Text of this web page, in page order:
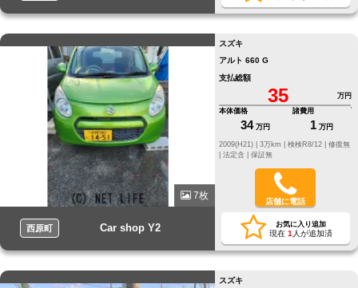
7枚
西原町 Car shop Y2
スズキ
アルト 660 G
支払総額
35
万円
本体価格
34 万円
諸費用
1 万円
修復無
法定含 | 保証無
店舗に電話
お気に入り追加
現在 1 人が追加済
スズキ